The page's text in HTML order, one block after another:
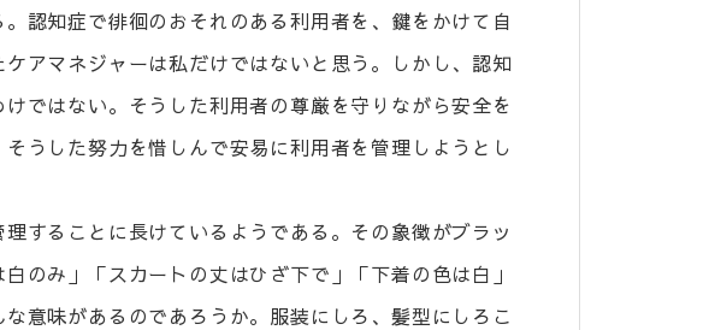
認知症で徘徊のおそれのある利用者を、鍵をかけて自
アマネジャーは私だけではないと思う。しかし、認知
ではない。そうした利用者の尊厳を守りながら安全を
うした努力を惜しんで安易に利用者を管理しようとし
することに長けているようである。その象徴がブラッ
のみ」「スカートの丈はひざ下で」「下着の色は白」
意味があるのであろうか。服装にしろ、髪型にしろこ